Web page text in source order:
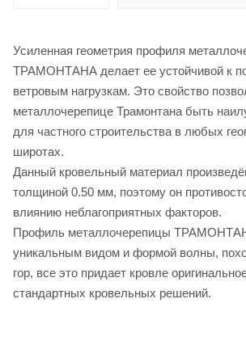
Усиленная геометрия профиля
ТРАМОНТАНА делает ее устойчивой к
ветровым нагрузкам. Это свойство
металлочерепице Трамонтана быть
для частного строительства в любых
широтах.
Данный кровельный материал
толщиной 0.50 мм, поэтому он
влиянию неблагоприятных факторов.
Профиль металлочерепицы
уникальным видом и формой волны,
гор, все это придает кровле
стандартных кровельных решений.